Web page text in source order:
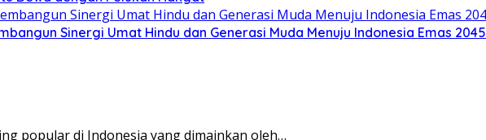
Sinergi Umat Hindu dan Generasi Muda Menuju Indonesia Emas 2045
popular di Indonesia yang dimainkan oleh…